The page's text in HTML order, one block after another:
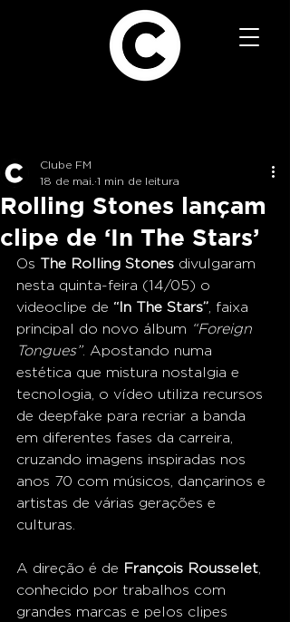
Rolling Stones lançam
clipe de ‘In The Stars’
Clube FM
18 de mai. 1 min de leitura
Os The Rolling Stones divulgaram
nesta quinta-feira (14/05) o
videoclipe de “In The Stars” , faixa
principal do novo álbum “Foreign
Tongues”. Apostando numa
estética que mistura nostalgia e
tecnologia, o vídeo utiliza recursos
de deepfake para recriar a banda
em diferentes fases da carreira,
cruzando imagens inspiradas nos
anos 70 com músicos, dançarinos e
artistas de várias gerações e
culturas.
A direção é de François Rousselet
conhecido por trabalhos com
grandes marcas e pelos clipes